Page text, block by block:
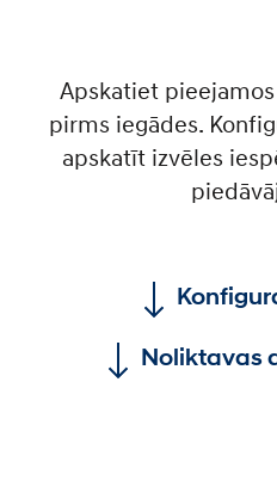
Apskatiet
pirms iegādes.
apskatīt izvēles
Noliktavas